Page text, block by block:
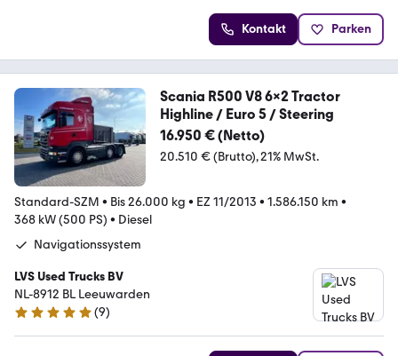
Kontakt Parken
Scania R500 V8 6x2 Tractor
Highline / Euro 5 / Steering
16.950 € (Netto)
20.510 € (Brutto) 21% MwSt.
Standard-SZM • Bis 26.000 kg • EZ 11/2013 • 1.586.150 km •
368 kW (500 PS) • Diesel
Navigationssystem
LVS Used Trucks BV
NL-8912 BL Leeuwarden
5 Sterne
(9)